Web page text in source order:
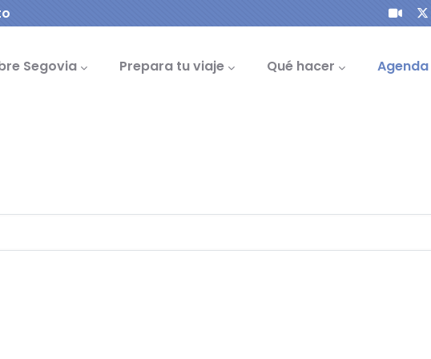
Segovia Prepara tu viaje Qué hacer Agenda